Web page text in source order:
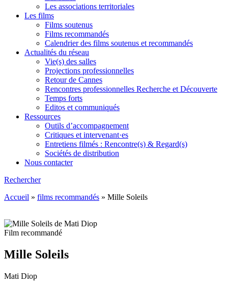
Les associations territoriales
Les films
Films soutenus
Films recommandés
Calendrier des films soutenus et recommandés
Actualités du réseau
Vie(s) des salles
Projections professionnelles
Retour de Cannes
Rencontres professionnelles Recherche et Découverte
Temps forts
Editos et communiqués
Ressources
Outils d’accompagnement
Critiques et intervenant·es
Entretiens filmés : Rencontre(s) & Regard(s)
Sociétés de distribution
Nous contacter
Rechercher
Accueil » films recommandés » Mille Soleils
Film recommandé
Mille Soleils
Mati Diop